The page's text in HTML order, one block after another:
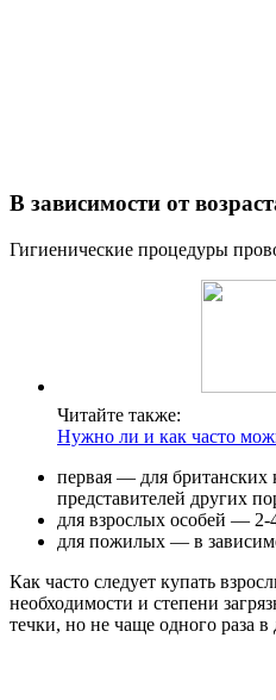
В зависимости от
Гигиенические процедуры
Читайте также:
Нужно ли и как часто
первая — для британских
представителей других
для взрослых особей — 2-
для пожилых — в
Как часто следует купать
необходимости и степени
течки, но не чаще одного раза в